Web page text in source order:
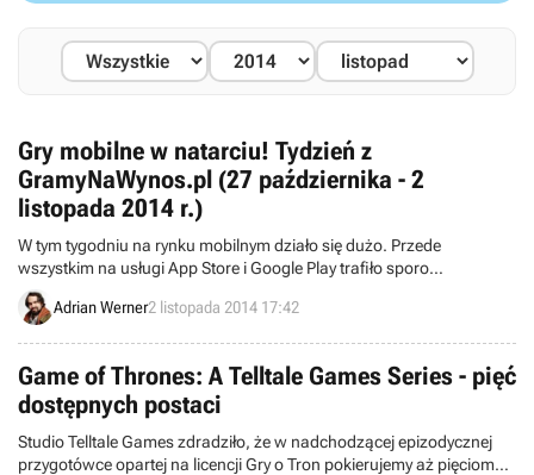
Gry mobilne w natarciu! Tydzień z
GramyNaWynos.pl (27 października - 2
listopada 2014 r.)
W tym tygodniu na rynku mobilnym działo się dużo. Przede
wszystkim na usługi App Store i Google Play trafiło sporo
wyczekiwanych od dawna projektów. Nie zabrakło także kilku
ciekawych zapowiedzi nowych gier.
Adrian Werner2 listopada 2014 17:42
Game of Thrones: A Telltale Games Series - pięć
dostępnych postaci
Studio Telltale Games zdradziło, że w nadchodzącej epizodycznej
przygotówce opartej na licencji Gry o Tron pokierujemy aż pięcioma